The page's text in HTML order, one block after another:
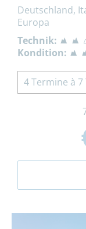
Deutschland,
Europa
Technik:
Kondition:
4 Termine à 7